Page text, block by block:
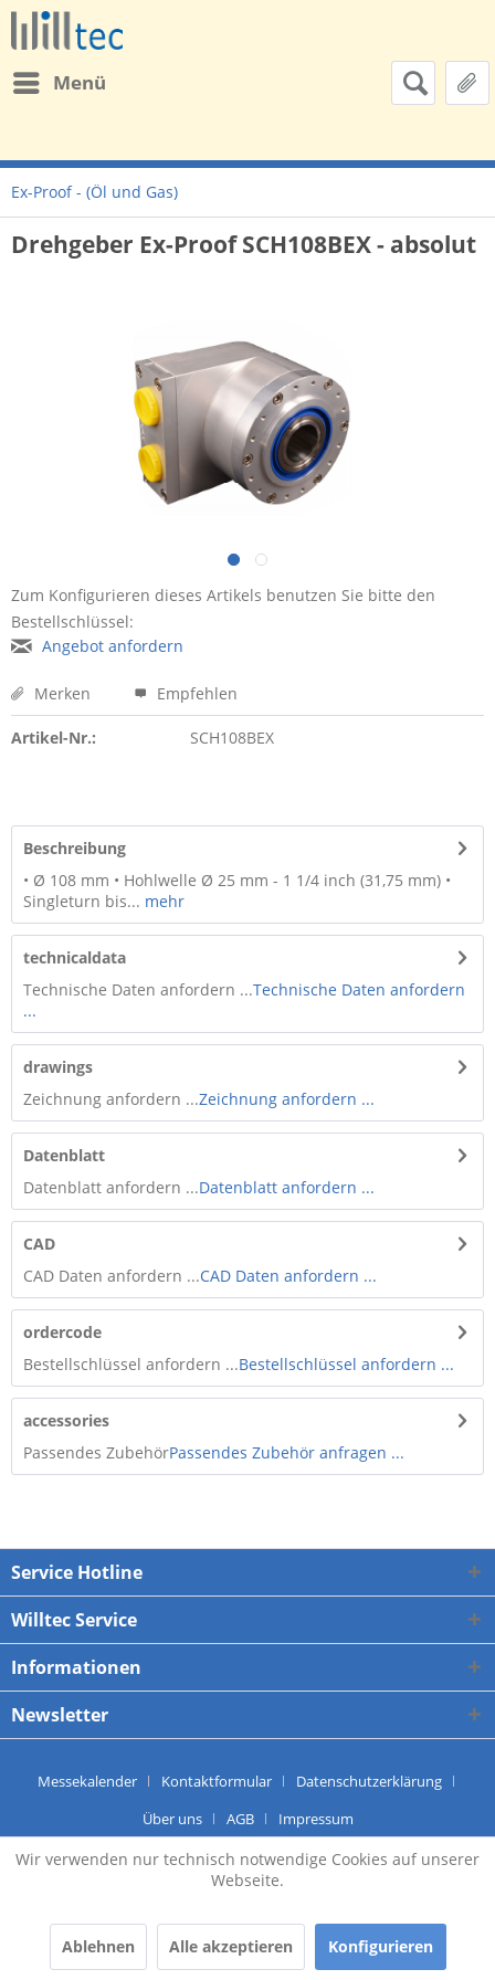
Menü
Ex-Proof - (Öl und Gas)
Drehgeber Ex-Proof SCH108BEX - absolut
Zum Konfigurieren dieses Artikels benutzen Sie bitte den
Bestellschlüssel:
Angebot anfordern
Merken Empfehlen
Artikel-Nr.: SCH108BEX
Beschreibung
• Ø 108 mm • Hohlwelle Ø 25 mm - 1 1/4 inch (31,75 mm) •
Singleturn bis... mehr
technicaldata
Technische Daten anfordern ...Technische Daten anfordern
...
drawings
Zeichnung anfordern ...Zeichnung anfordern ...
Datenblatt
Datenblatt anfordern ...Datenblatt anfordern ...
CAD
CAD Daten anfordern ...CAD Daten anfordern ...
ordercode
Bestellschlüssel anfordern ...Bestellschlüssel anfordern ...
accessories
Passendes ZubehörPassendes Zubehör anfragen ...
Service Hotline
Willtec Service
Informationen
Newsletter
Messekalender Kontaktformular
Datenschutzerklärung
Über uns
AGB
Impressum
Wir verwenden nur technisch notwendige Cookies auf unserer
Webseite.
Ablehnen Alle akzeptieren Konfigurieren